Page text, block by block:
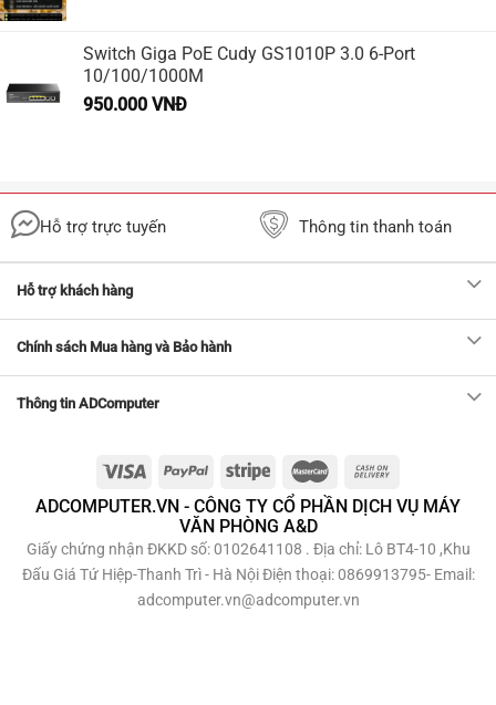
Switch Giga PoE Cudy GS1010P 3.0 6-Port
10/100/1000M
950.000 VNĐ
Hỗ trợ trực tuyến Thông tin thanh toán
Hỗ trợ khách hàng
Chính sách Mua hàng và Bảo hành
Thông tin ADComputer
ADCOMPUTER.VN - CÔNG TY CỔ PHẦN DỊCH VỤ MÁY
VĂN PHÒNG A&D
Giấy chứng nhận ĐKKD số: 0102641108 . Địa chỉ: Lô BT4-10 ,Khu
Đấu Giá Tứ Hiệp-Thanh Trì - Hà Nội Điện thoại: 0869913795- Email:
adcomputer.vn@adcomputer.vn